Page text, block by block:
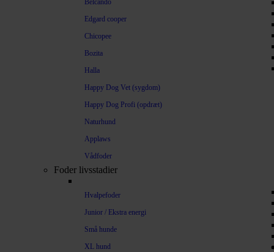
Belcando
Edgard cooper
Chicopee
Bozita
Halla
Happy Dog Vet (sygdom)
Happy Dog Profi (opdræt)
Naturhund
Applaws
Vådfoder
Foder livsstadier
Hvalpefoder
Junior / Ekstra energi
Små hunde
XL hund